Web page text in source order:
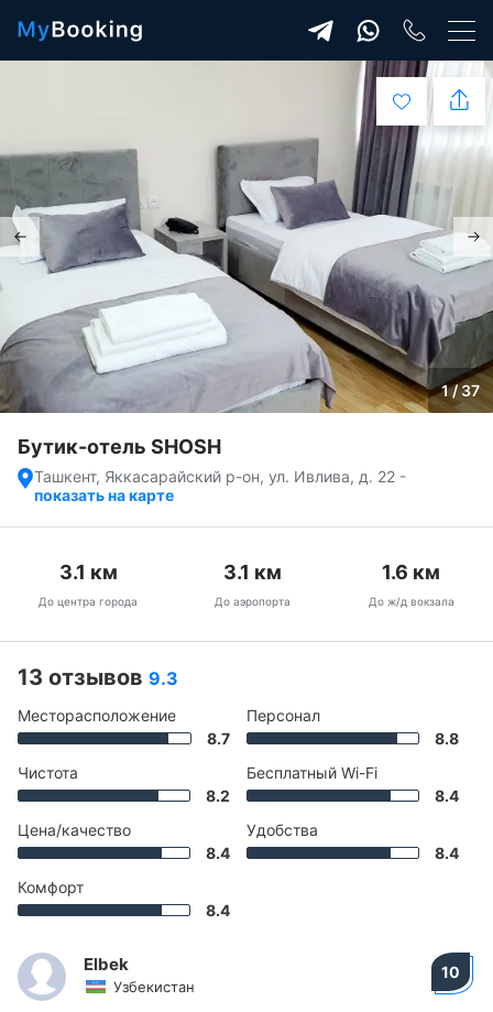
1 / 37
Бутик-отель SHOSH
Ташкент, Яккасарайский р-он, ул. Ивлива, д. 22 -
показать на карте
3.1 км
До центра города
3.1 км
До аэропорта
1.6 км
До ж/д вокзала
13 отзывов 9.3
Месторасположение
8.7
Чистота
8.2
Цена/качество
8.4
Комфорт
8.4
Персонал
8.8
Бесплатный Wi-Fi
8.4
Удобства
8.4
Elbek
Узбекистан
10